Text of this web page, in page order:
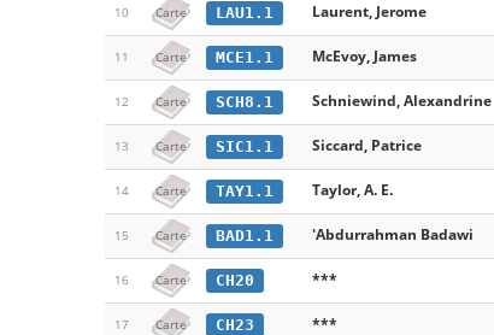
10 Carte LAU1.1 Laurent, Jerome
11 Carte MCE1.1 McEvoy, James
12 Carte SCH8.1 Schniewind, Alexandrine
13 Carte SIC1.1 Siccard, Patrice
14 Carte TAY1.1 Taylor, A. E.
15 Carte BAD1.1 'Abdurrahman Badawi
16 Carte CH20 ***
17 Carte CH23 ***